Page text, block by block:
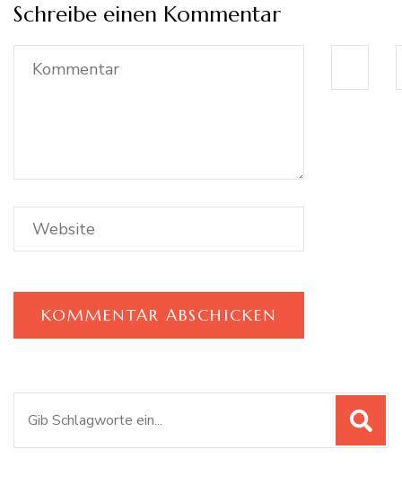
Schreibe einen Kommentar